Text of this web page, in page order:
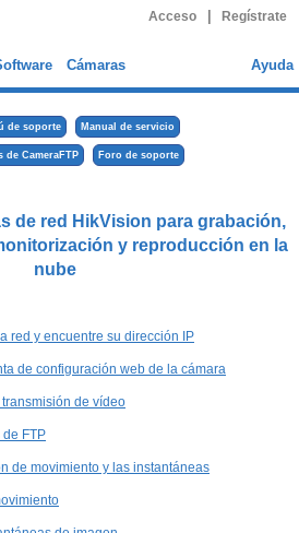
Acceso Regístrate
Cámaras Ayuda
de soporte Manual de servicio
de CameraFTP Foro de soporte
de red HikVision para grabación,
y reproducción en la
nube
red y encuentre su dirección IP
de configuración web de la cámara
de vídeo
FTP
de movimiento y las instantáneas